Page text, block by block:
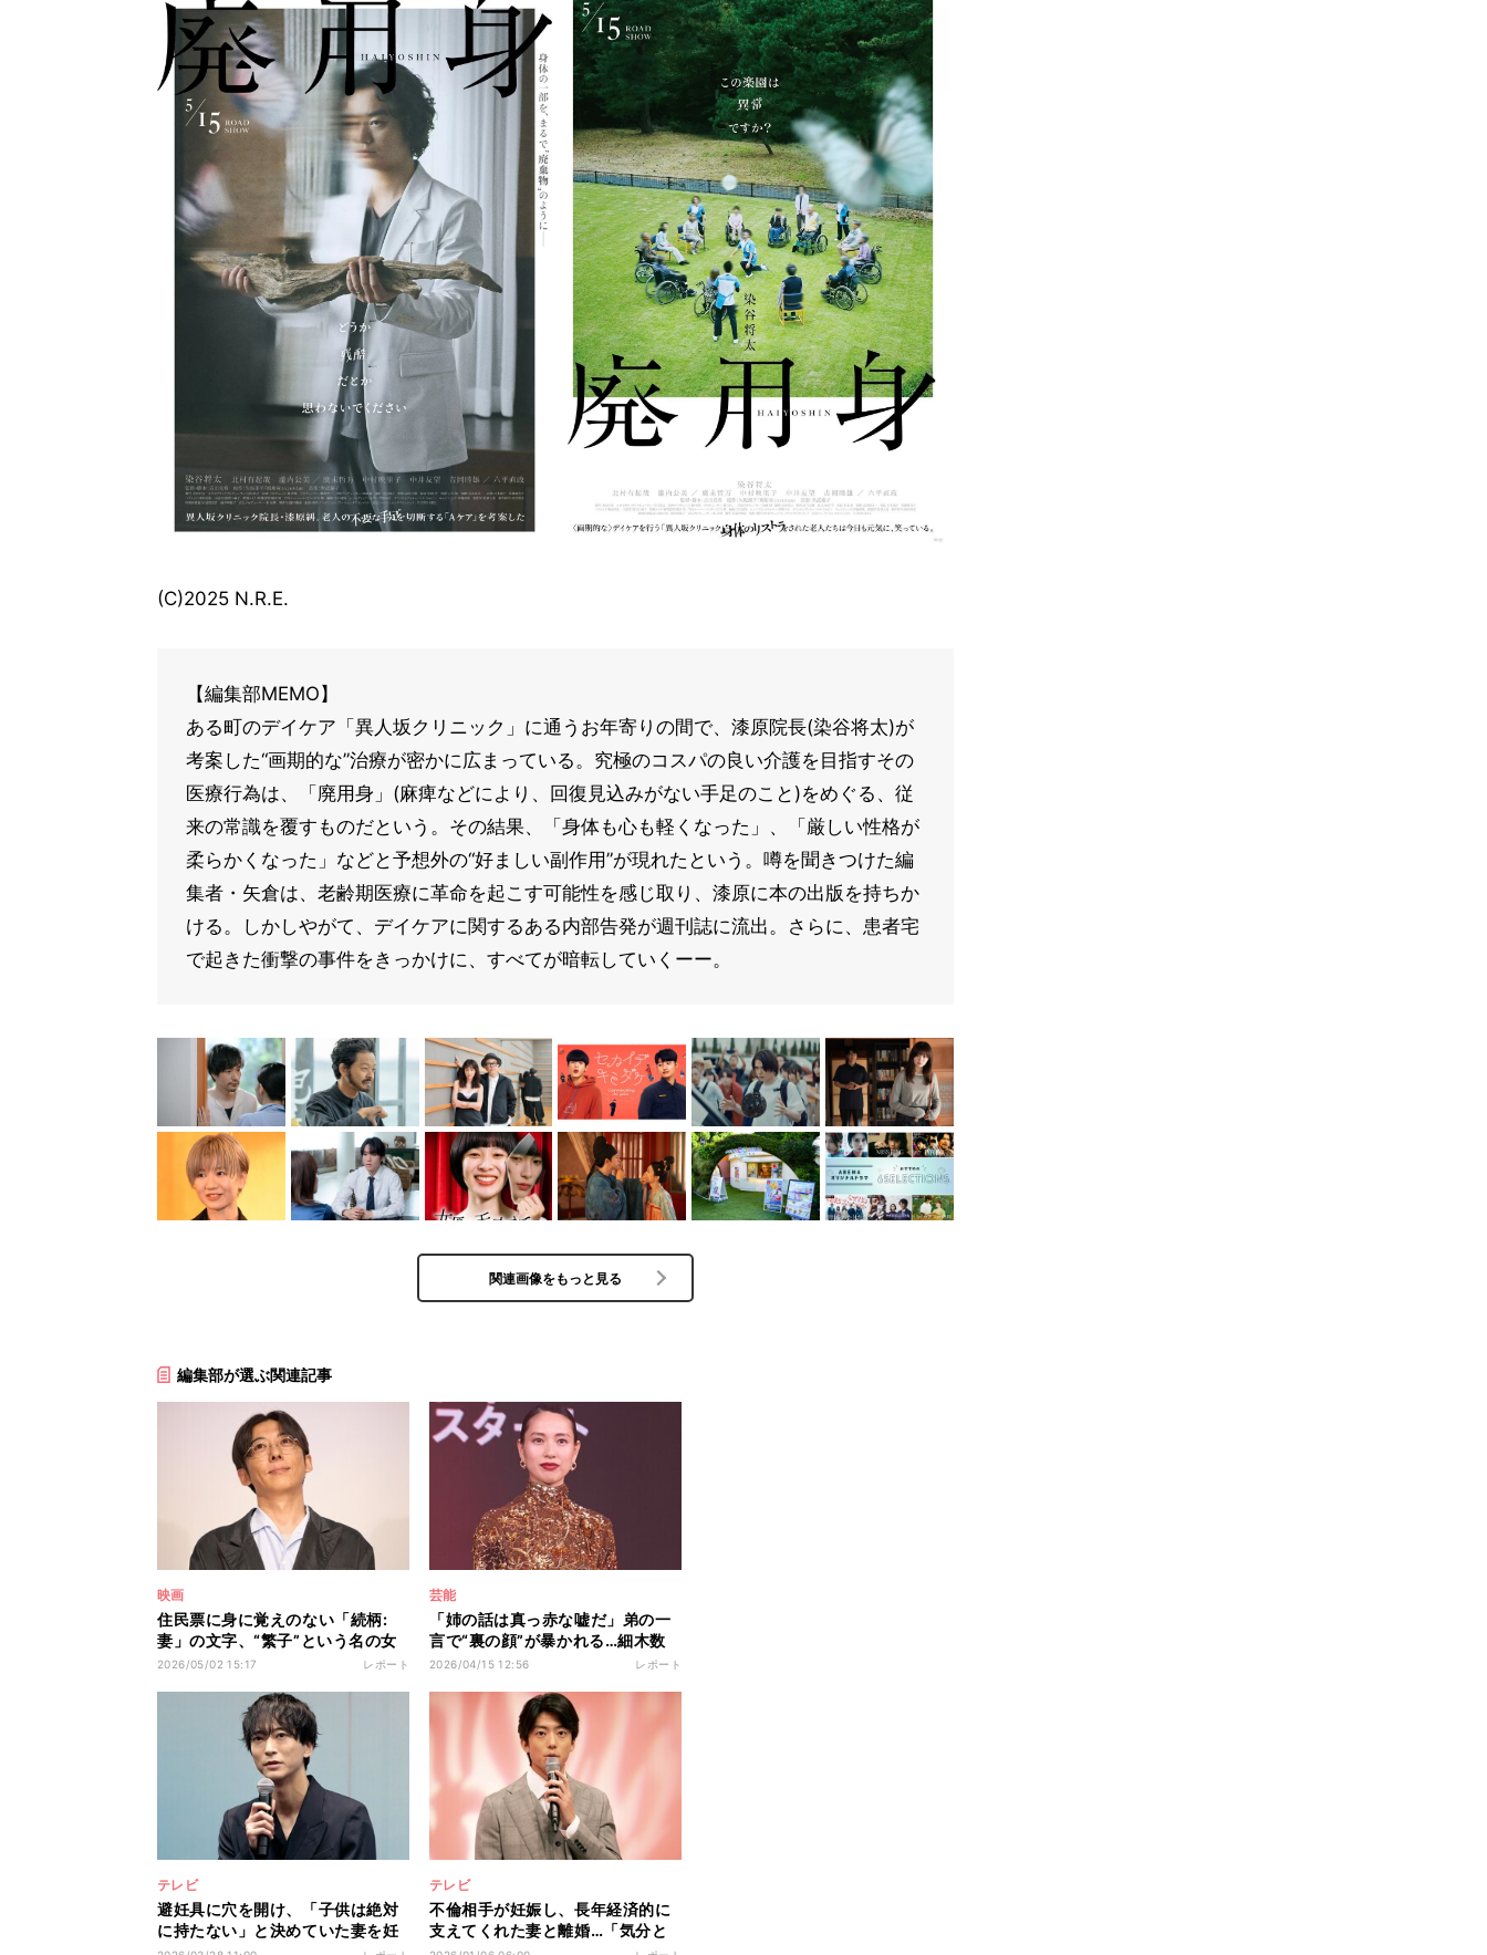
(C)2025 N.R.E.
【編集部MEMO】
ある町のデイケア「異人坂クリニック」に通うお年寄りの間で、漆原院長(染谷将太)が
考案した“画期的な”治療が密かに広まっている。究極のコスパの良い介護を目指すその
医療行為は、「廃用身」(麻痺などにより、回復見込みがない手足のこと)をめぐる、従
来の常識を覆すものだという。その結果、「身体も心も軽くなった」、「厳しい性格が
柔らかくなった」などと予想外の“好ましい副作用”が現れたという。噂を聞きつけた編
集者・矢倉は、老齢期医療に革命を起こす可能性を感じ取り、漆原に本の出版を持ちか
ける。しかしやがて、デイケアに関するある内部告発が週刊誌に流出。さらに、患者宅
で起きた衝撃の事件をきっかけに、すべてが暗転していくーー。
関連画像をもっと見る
編集部が選ぶ関連記事
映画
住民票に身に覚えのない「続柄:
妻」の文字、“繁子”という名の女
性が勝手に籍を入れていた…高橋
ないかな」と思った役を引き受け
ることを決めた「最終的な説得の
一言」とは 映画『ラプソディ・
ラプソディ』公開記念舞台挨拶
2026/05/02 15:17 レポート
芸能
「姉の話は真っ赤な嘘だ」弟の一
言で“裏の顔”が暴かれる…細木数
子さん役を演じた戸田恵梨香が語
たのかなというふうに感じていま
す」 Netflixシリーズ『地獄に堕
ちるわよ』配信記念PARTY
2026/04/15 12:56 レポート
テレビ
避妊具に穴を開け、「子供は絶対
に持たない」と決めていた妻を妊
テレビ
不倫相手が妊娠し、長年経済的に
支えてくれた妻と離婚…「気分と